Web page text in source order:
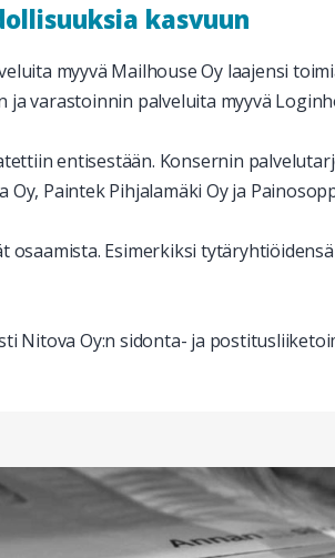
kasvuun
myyvä Mailhouse Oy laajensi
varastoinnin palveluita myyvä
entisestään. Konsernin
Paintek Pihjalamäki Oy ja
osaamista. Esimerkiksi
Nitova Oy:n sidonta- ja